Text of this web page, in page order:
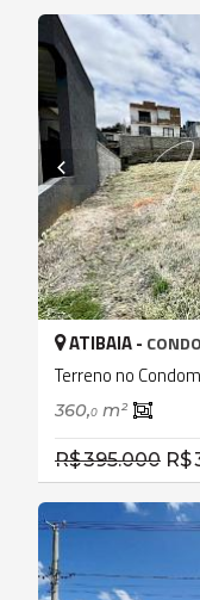
ATIBAIA -
Terreno no
360,0 m²
R$ 395.000 R$